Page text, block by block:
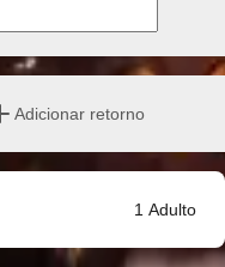
Adicionar retorno
1 Adulto